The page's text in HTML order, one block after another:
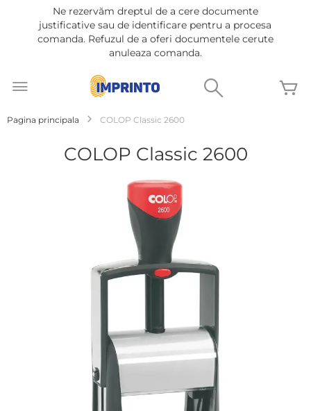
Ne rezervăm dreptul de a cere documente
justificative sau de identificare pentru a procesa
comanda. Refuzul de a oferi documentele cerute
anuleaza comanda.
la
Pagina principala COLOP Classic 2600
COLOP Classic 2600